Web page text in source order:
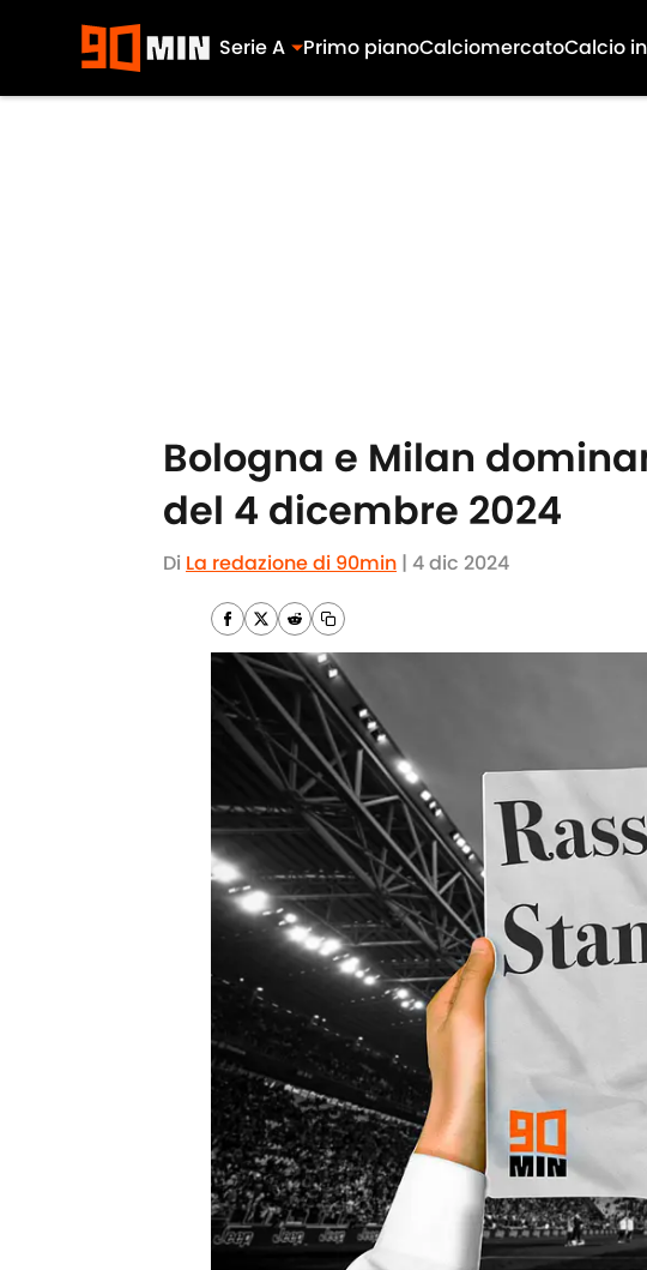
Serie A Primo pianoCalciomercatoCalcio
Bologna e Milan
del 4 dicembre 2024
Di La redazione di 90min | 4 dic 2024